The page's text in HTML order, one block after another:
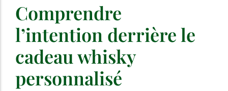
Comprendre
l’intention derrière le
cadeau whisky
personnalisé